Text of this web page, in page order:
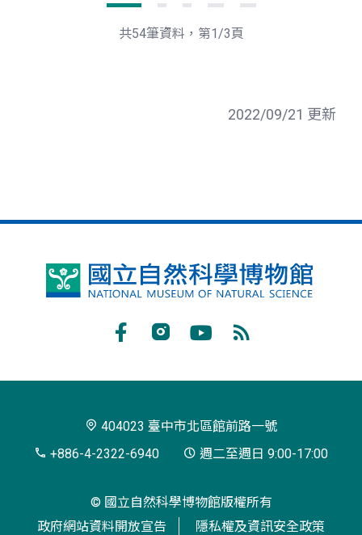
一
頁
後
一
共54筆資料，第1/3頁
2022/09/21 更新
國
博
閱
404023 臺中市北區館前路一號
+886-4-2322-6940
週二至週日 9:00-17:00
© 國立自然科學博物館版權所有
政府網站資料開放宣告
隱私權及資訊安全政策